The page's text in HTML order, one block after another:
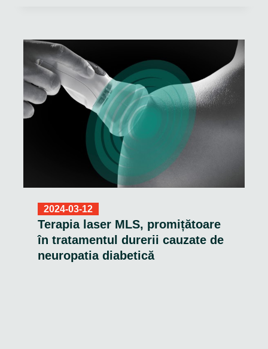
2024-03-12
Terapia laser MLS, promițătoare
în tratamentul durerii cauzate de
neuropatia diabetică